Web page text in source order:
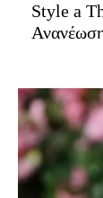
Style a